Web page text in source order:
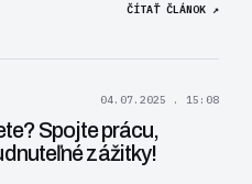
ČÍTAŤ ČLÁNOK ↗
04.07.2025 . 15:08
Spojte prácu,
zážitky!